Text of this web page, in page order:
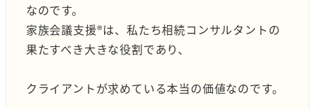
なのです。
家族会議支援®は、私たち相続コンサルタントの
果たすべき大きな役割であり、
クライアントが求めている本当の価値なのです。